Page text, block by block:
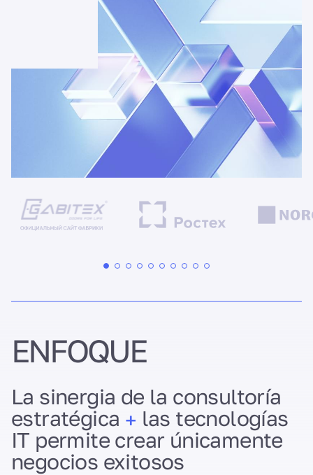
ENFOQUE
La sinergia de la consultoría
estratégica + las tecnologías
IT permite crear únicamente
negocios exitosos